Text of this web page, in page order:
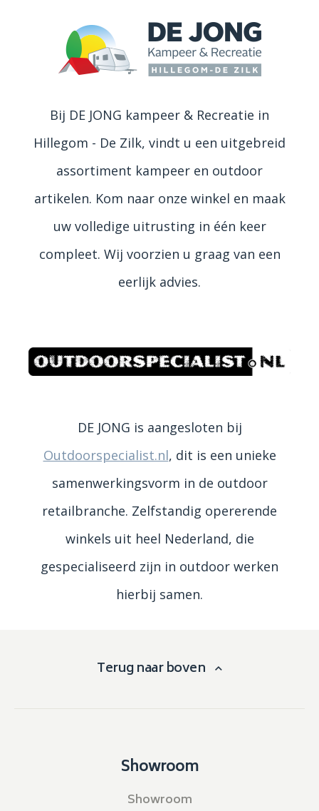
Bij DE JONG kampeer & Recreatie in
Hillegom - De Zilk, vindt u een uitgebreid
assortiment kampeer en outdoor
artikelen. Kom naar onze winkel en maak
uw volledige uitrusting in één keer
compleet. Wij voorzien u graag van een
eerlijk advies.
DE JONG is aangesloten bij
Outdoorspecialist.nl, dit is een unieke
samenwerkingsvorm in de outdoor
retailbranche. Zelfstandig opererende
winkels uit heel Nederland, die
gespecialiseerd zijn in outdoor werken
hierbij samen.
Terug naar boven
Showroom
Showroom